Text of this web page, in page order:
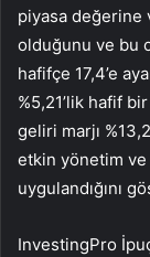
piyasa değerine
olduğunu ve bu
hafifçe 17,4’e
%5,21’lik hafif
geliri marjı
etkin yönetim
uygulandığını
InvestingPro